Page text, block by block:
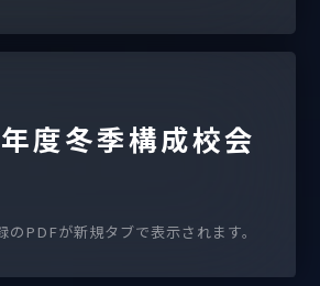
度冬季構成校会
のPDFが新規タブで表示されます。